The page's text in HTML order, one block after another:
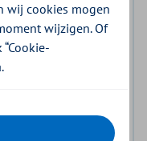
GGZ
wij cookies mogen
wijzigen. Of